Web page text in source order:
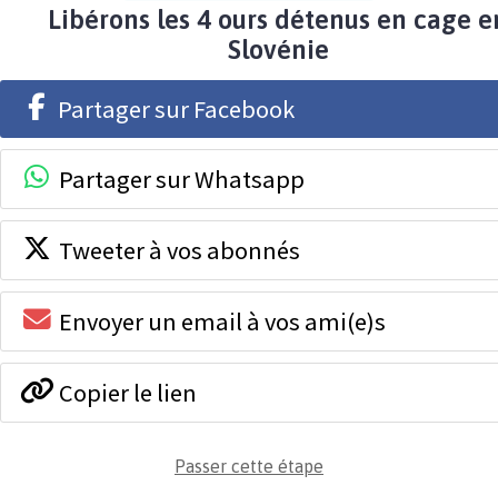
Libérons les 4 ours détenus en cage
Slovénie
Partager sur Facebook
Partager sur Whatsapp
Tweeter à vos abonnés
Envoyer un email à vos ami(e)s
Copier le lien
Passer cette étape